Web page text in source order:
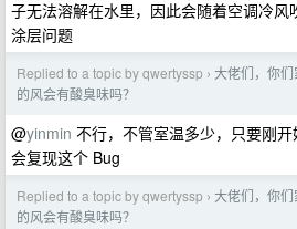
子无法溶解在水里，因此会随着空调冷风
涂层问题
Replied to a topic by qwertyssp › 大佬们，你
的风会有酸臭味吗？
@yinmin 不行，不管室温多少，只要刚
会复现这个 Bug
Replied to a topic by qwertyssp › 大佬们，你
的风会有酸臭味吗？